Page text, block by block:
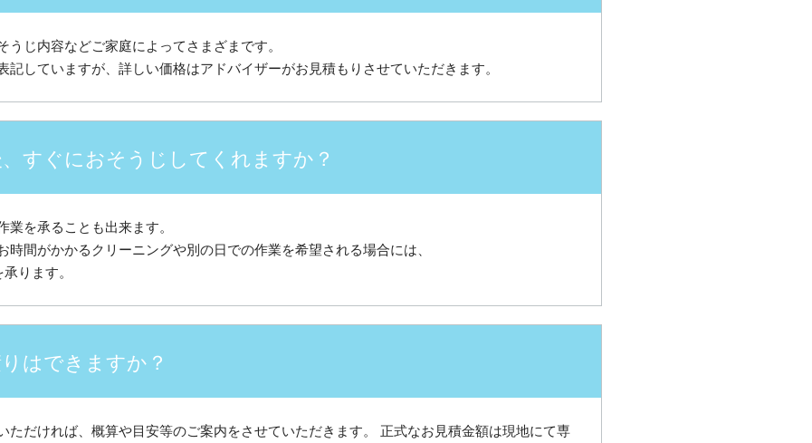
じ内容などご家庭によってさまざまです。
記していますが、詳しい価格はアドバイザーがお見積もりさせていただきます。
すぐにおそうじしてくれますか？
を承ることも出来ます。
時間がかかるクリーニングや別の日での作業を希望される場合には、
ります。
はできますか？
ただければ、概算や目安等のご案内をさせていただきます。 正式なお見積金額は現地にて専